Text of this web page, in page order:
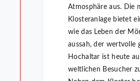
Atmosphäre aus. Die
Klosteranlage bietet
wie das Leben der
aussah, der wertvolle
Hochaltar ist heute
weltlichen Besucher